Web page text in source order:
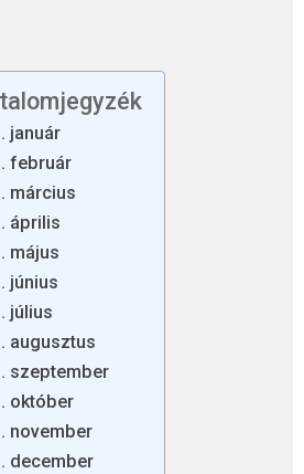
január
február
március
április
május
június
július
augusztus
szeptember
október
november
december